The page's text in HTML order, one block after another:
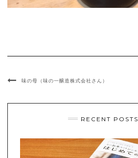
味の母（味の一醸造株式会社さん）
RECENT POSTS